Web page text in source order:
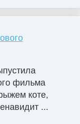
фильма
коте,
...